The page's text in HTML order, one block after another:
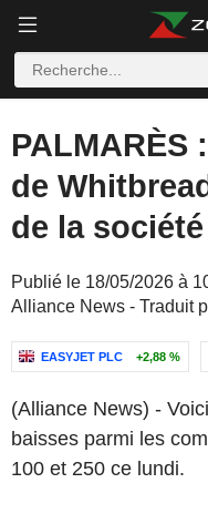
PALMARÈS
de
de la société
Publié le 18/05/2026 à
Alliance News - Traduit
EASYJET PLC +2,88 %
(Alliance News) -
baisses parmi les
100 et 250 ce lundi.